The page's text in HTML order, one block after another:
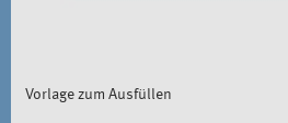
Vorlage zum Ausfüllen